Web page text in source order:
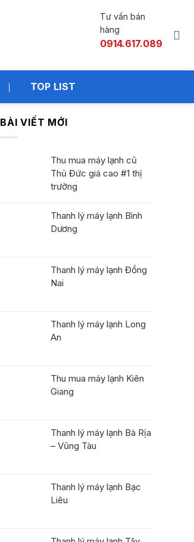
Tư vấn bán
hàng
0914.617.089
TOP LIST
BÀI VIẾT MỚI
Thu mua máy lạnh cũ
Thủ Đức giá cao #1 thị
trường
Thanh lý máy lạnh Bình
Dương
Thanh lý máy lạnh Đồng
Nai
Thanh lý máy lạnh Long
An
Thu mua máy lạnh Kiên
Giang
Thanh lý máy lạnh Bà Rịa
– Vũng Tàu
Thanh lý máy lạnh Bạc
Liêu